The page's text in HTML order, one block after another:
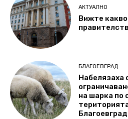
АКТУАЛНО
Вижте
БЛАГОЕВГРАД
Набелязаха
на шарка по
Благоевград